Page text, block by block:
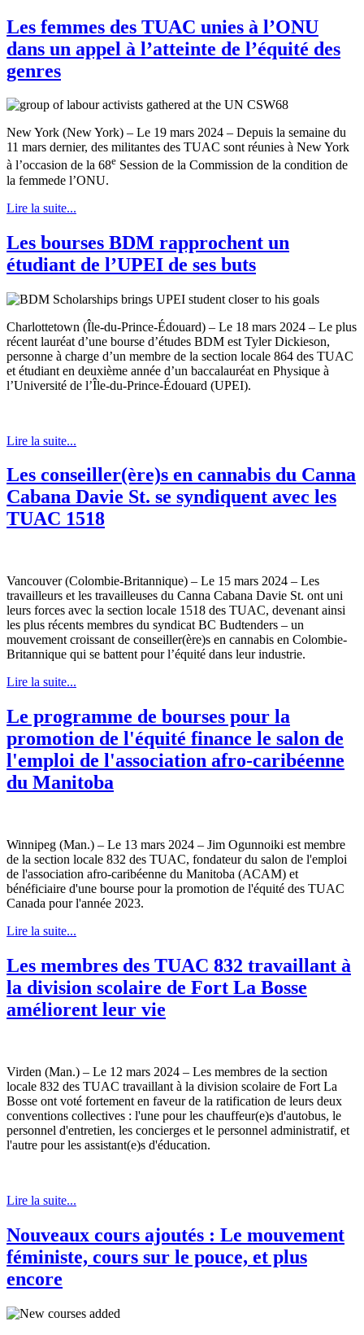
Les femmes des TUAC unies à l’ONU
dans un appel à l’atteinte de l’équité des
genres
New York (New York) – Le 19 mars 2024 – Depuis la semaine du
11 mars dernier, des militantes des TUAC sont réunies à New York
à l’occasion de la 68e Session de la Commission de la condition de
la femmede l’ONU.
Lire la suite...
Les bourses BDM rapprochent un
étudiant de l’UPEI de ses buts
Charlottetown (Île-du-Prince-Édouard) – Le 18 mars 2024 – Le plus
récent lauréat d’une bourse d’études BDM est Tyler Dickieson,
personne à charge d’un membre de la section locale 864 des TUAC
et étudiant en deuxième année d’un baccalauréat en Physique à
l’Université de l’Île-du-Prince-Édouard (UPEI).
Lire la suite...
Les conseiller(ère)s en cannabis du Canna
Cabana Davie St. se syndiquent avec les
TUAC 1518
Vancouver (Colombie-Britannique) – Le 15 mars 2024 – Les
travailleurs et les travailleuses du Canna Cabana Davie St. ont uni
leurs forces avec la section locale 1518 des TUAC, devenant ainsi
les plus récents membres du syndicat BC Budtenders – un
mouvement croissant de conseiller(ère)s en cannabis en Colombie-
Britannique qui se battent pour l’équité dans leur industrie.
Lire la suite...
Le programme de bourses pour la
promotion de l'équité finance le salon de
l'emploi de l'association afro-caribéenne
du Manitoba
Winnipeg (Man.) – Le 13 mars 2024 – Jim Ogunnoiki est membre
de la section locale 832 des TUAC, fondateur du salon de l'emploi
de l'association afro-caribéenne du Manitoba (ACAM) et
bénéficiaire d'une bourse pour la promotion de l'équité des TUAC
Canada pour l'année 2023.
Lire la suite...
Les membres des TUAC 832 travaillant à
la division scolaire de Fort La Bosse
améliorent leur vie
Virden (Man.) – Le 12 mars 2024 – Les membres de la section
locale 832 des TUAC travaillant à la division scolaire de Fort La
Bosse ont voté fortement en faveur de la ratification de leurs deux
conventions collectives : l'une pour les chauffeur(e)s d'autobus, le
personnel d'entretien, les concierges et le personnel administratif, et
l'autre pour les assistant(e)s d'éducation.
Lire la suite...
Nouveaux cours ajoutés : Le mouvement
féministe, cours sur le pouce, et plus
encore